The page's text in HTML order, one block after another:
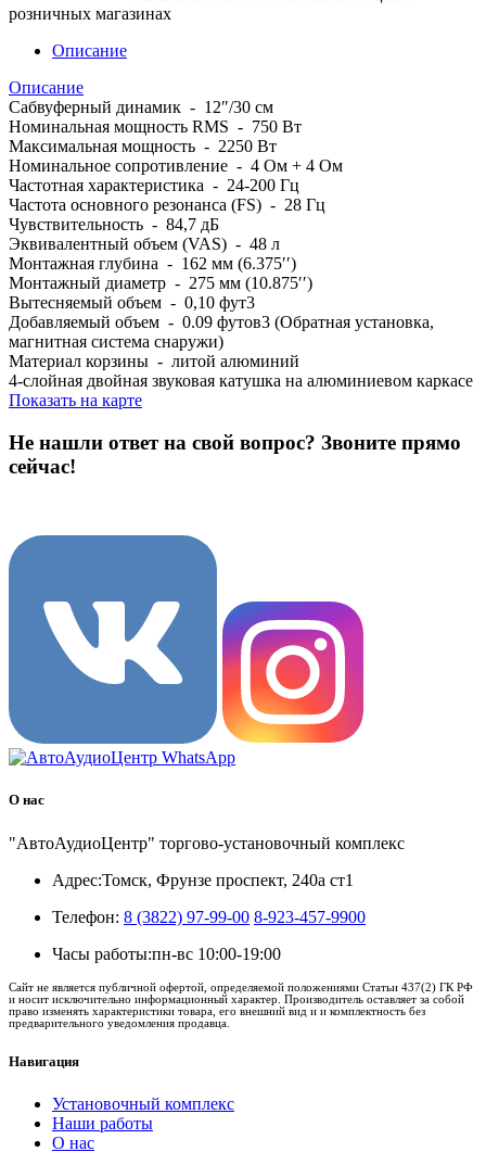
розничных магазинах
Описание
Описание
Сабвуферный динамик - 12″/30 см
Номинальная мощность RMS - 750 Вт
Максимальная мощность - 2250 Вт
Номинальное сопротивление - 4 Ом + 4 Ом
Частотная характеристика - 24-200 Гц
Частота основного резонанса (FS) - 28 Гц
Чувствительность - 84,7 дБ
Эквивалентный объем (VAS) - 48 л
Монтажная глубина - 162 мм (6.375′′)
Монтажный диаметр - 275 мм (10.875′′)
Вытесняемый объем - 0,10 фут3
Добавляемый объем - 0.09 футов3 (Обратная установка,
магнитная система снаружи)
Материал корзины - литой алюминий
4-слойная двойная звуковая катушка на алюминиевом каркасе
Показать на карте
Не нашли ответ на свой вопрос? Звоните прямо
сейчас!
О нас
"АвтоАудиоЦентр" торгово-установочный комплекс
Адрес:Томск, Фрунзе проспект, 240а ст1
Телефон: 8 (3822) 97-99-00 8-923-457-9900
Часы работы:пн-вс 10:00-19:00
Сайт не является публичной офертой, определяемой положениями Статьи 437(2) ГК РФ
и носит исключительно информационный характер. Производитель оставляет за собой
право изменять характеристики товара, его внешний вид и и комплектность без
предварительного уведомления продавца.
Навигация
Установочный комплекс
Наши работы
О нас